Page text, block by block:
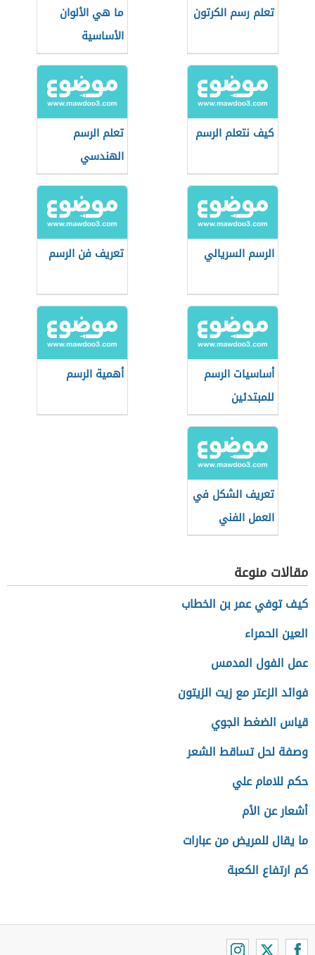
تعلم رسم الكرتون
ما هي الألوان
الأساسية
كيف نتعلم الرسم
تعلم الرسم
الهندسي
الرسم السريالي تعريف فن الرسم
أساسيات الرسم
للمبتدئين
أهمية الرسم
تعريف الشكل في
العمل الفني
مقالات منوعة
كيف توفي عمر بن الخطاب
العين الحمراء
عمل الفول المدمس
فوائد الزعتر مع زيت الزيتون
قياس الضغط الجوي
وصفة لحل تساقط الشعر
حكم للامام علي
أشعار عن الأم
ما يقال للمريض من عبارات
كم ارتفاع الكعبة